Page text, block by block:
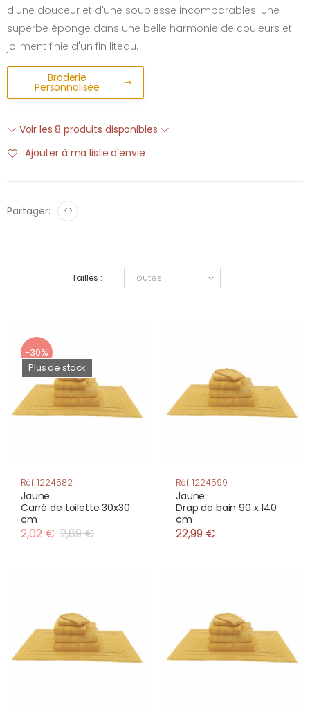
d'une douceur et d'une souplesse incomparables. Une
superbe éponge dans une belle harmonie de couleurs et
joliment finie d'un fin liteau.
Broderie
Personnalisée
Voir les 8 produits disponibles
Ajouter à ma liste d'envie
Partager: <>
Tailles :
-30%
Plus de stock
Réf: 1224582
Jaune
Carré de toilette 30x30
cm
2,02 € 2,89 €
Réf: 1224599
Jaune
Drap de bain 90 x 140
cm
22,99 €